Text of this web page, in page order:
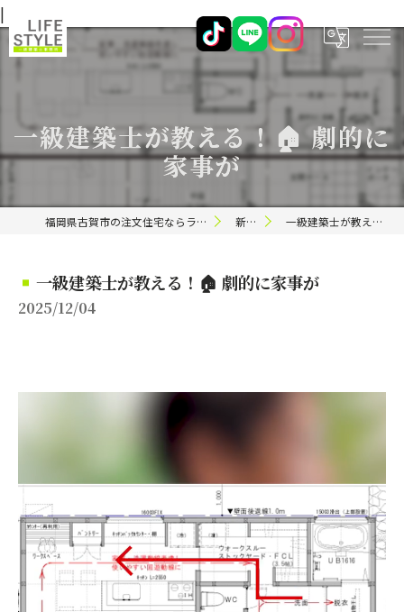
|
一級建築士が教える！🏠 劇的に
家事が
福岡県古賀市の注文住宅ならライフスタイル 一級建築士事務所 新着情報 一級建築士が教える！🏠 劇的に家事が
一級建築士が教える！🏠 劇的に家事が
2025/12/04